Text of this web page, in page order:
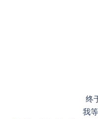
终
我